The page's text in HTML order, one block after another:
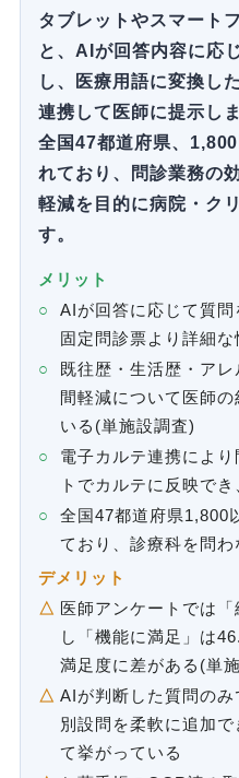
タブレットやスマート
と、AIが回答内容に応
し、医療用語に変換し
連携して医師に提示し
全国47都道府県、
れており、問診業務の
軽減を目的に病院・ク
す。
メリット
AIが回答に応じて質
固定問診票より詳細
既往歴・生活歴・ア
間軽減について医師
いる(単施設調査)
電子カルテ連携によ
トでカルテに反映で
全国47都道府県1,800
ており、診療科を問わ
デメリット
医師アンケートでは
し「機能に満足」は
満足度に差がある(単
AIが判断した質問の
別設問を柔軟に追加
て挙がっている